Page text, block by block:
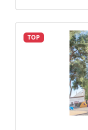
TOP